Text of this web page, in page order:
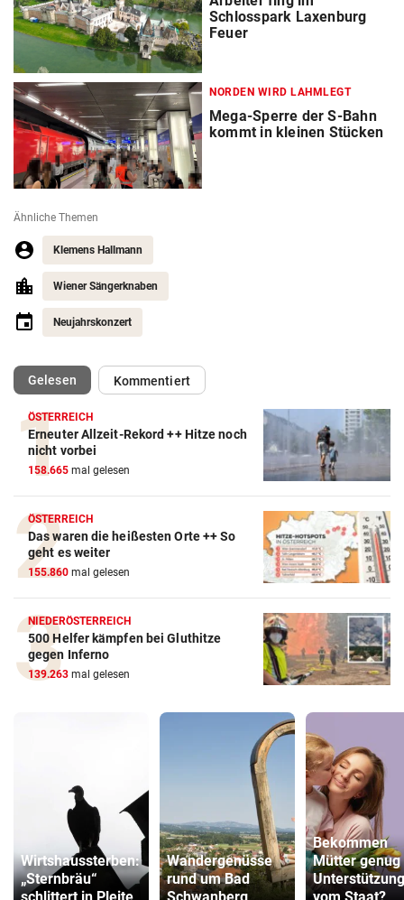
Schlosspark Laxenburg
Feuer
NORDEN WIRD LAHMLEGT
Mega-Sperre der S-Bahn
kommt in kleinen Stücken
Ähnliche Themen
Klemens Hallmann
Wiener Sängerknaben
Neujahrskonzert
Gelesen(ausgewählt)Kommentiert
ÖSTERREICH
Erneuter Allzeit-Rekord ++ Hitze noch
nicht vorbei
158.665 mal gelesen
ÖSTERREICH
Das waren die heißesten Orte ++ So
geht es weiter
155.860 mal gelesen
NIEDERÖSTERREICH
500 Helfer kämpfen bei Gluthitze
gegen Inferno
139.263 mal gelesen
Wirtshaussterben:
„Sternbräu“
Wandergenüsse
rund um Bad
Bekommen
Mütter genug
Unterstützung